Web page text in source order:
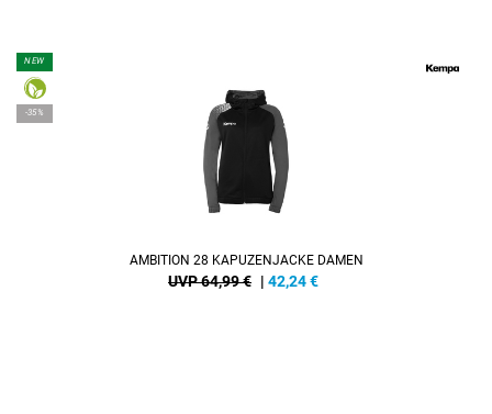
NEW
-35%
AMBITION 28 KAPUZENJACKE DAMEN
UVP 64,99 € | 42,24€